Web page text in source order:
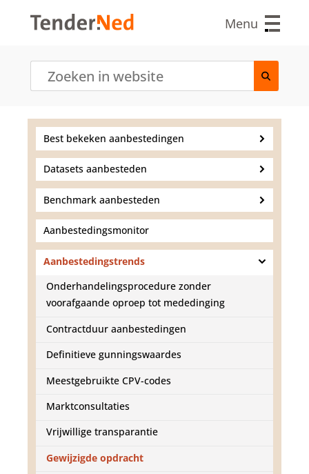
Menu
Best bekeken aanbestedingen
Datasets aanbesteden
Benchmark aanbesteden
Aanbestedingsmonitor
Aanbestedingstrends
Onderhandelingsprocedure zonder
voorafgaande oproep tot mededinging
Contractduur aanbestedingen
Definitieve gunningswaardes
Meestgebruikte CPV-codes
Marktconsultaties
Vrijwillige transparantie
Gewijzigde opdracht